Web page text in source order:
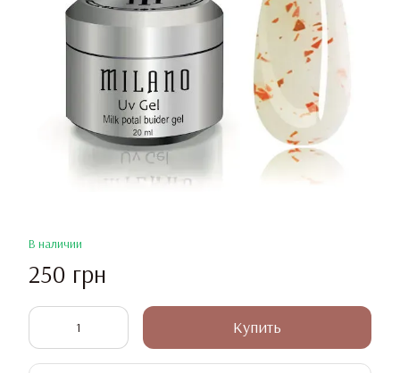
В наличии
250 грн
Купить